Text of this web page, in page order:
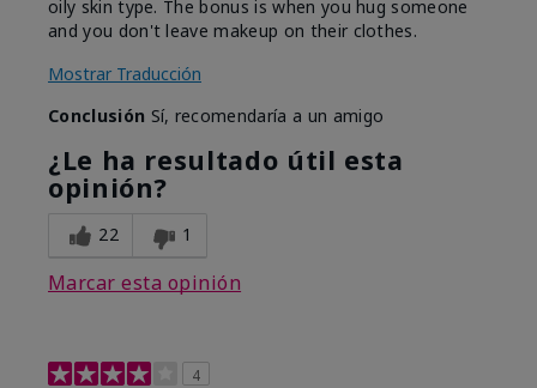
oily skin type. The bonus is when you hug someone
and you don't leave makeup on their clothes.
Mostrar Traducción
Conclusión Sí, recomendaría a un amigo
¿Le ha resultado útil esta
opinión?
22 1
Marcar esta opinión
4